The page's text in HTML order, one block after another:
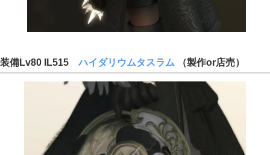
装備Lv80 IL515ハイダリウムタスラム （製作or店売）